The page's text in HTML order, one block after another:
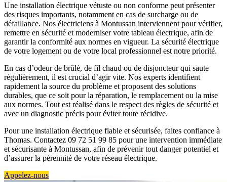
Une installation électrique vétuste ou non conforme peut présenter
des risques importants, notamment en cas de surcharge ou de
défaillance. Nos électriciens à Montussan interviennent pour vérifier,
remettre en sécurité et moderniser votre tableau électrique, afin de
garantir la conformité aux normes en vigueur. La sécurité électrique
de votre logement ou de votre local professionnel est notre priorité.
En cas d’odeur de brûlé, de fil chaud ou de disjoncteur qui saute
régulièrement, il est crucial d’agir vite. Nos experts identifient
rapidement la source du problème et proposent des solutions
durables, que ce soit pour la réparation, le remplacement ou la mise
aux normes. Tout est réalisé dans le respect des règles de sécurité et
avec un diagnostic précis pour éviter toute récidive.
Pour une installation électrique fiable et sécurisée, faites confiance à
Thomas. Contactez 09 72 51 99 85 pour une intervention immédiate
et sécurisante à Montussan, afin de prévenir tout danger potentiel et
d’assurer la pérennité de votre réseau électrique.
Appelez-nous